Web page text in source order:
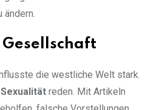
ändern.
die westliche Welt stark.
Sexualität reden. Mit Artikeln